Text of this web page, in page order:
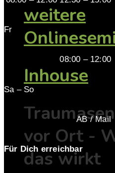
weitere
Inhouse
vor Ort -
das wirkt
Fr
08:00 – 12:00
Sa – So
AB / Mail
Für Dich erreichbar